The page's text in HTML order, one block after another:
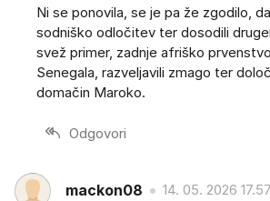
Ni se ponovila, se je pa že zgodilo,
sodniško odločitev ter dosodili
svež primer, zadnje afriško
Senegala, razveljavili zmago ter
domačin Maroko.
Odgovori
mackon08 14. 05. 2026 17.57